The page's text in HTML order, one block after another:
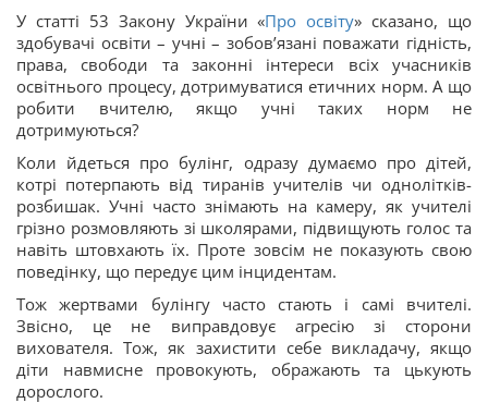
У статті 53 Закону України «Про освіту» сказано, що
здобувачі освіти – учні – зобов’язані поважати гідність,
права, свободи та законні інтереси всіх учасників
освітнього процесу, дотримуватися етичних норм. А що
робити вчителю, якщо учні таких норм не
дотримуються?
Коли йдеться про булінг, одразу думаємо про дітей,
котрі потерпають від тиранів учителів чи однолітків-
розбишак. Учні часто знімають на камеру, як учителі
грізно розмовляють зі школярами, підвищують голос та
навіть штовхають їх. Проте зовсім не показують свою
поведінку, що передує цим інцидентам.
Тож жертвами булінгу часто стають і самі вчителі.
Звісно, це не виправдовує агресію зі сторони
вихователя. Тож, як захистити себе викладачу, якщо
діти навмисне провокують, ображають та цькують
дорослого.